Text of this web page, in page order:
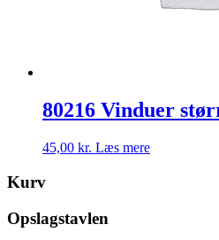
80216 Vinduer
45,00 kr. Læs mere
Kurv
Opslagstavlen